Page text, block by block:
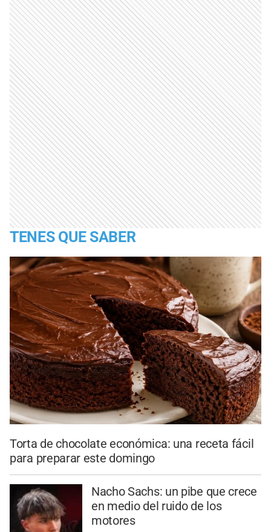
TENES QUE SABER
Torta de chocolate económica: una receta fácil
para preparar este domingo
Nacho Sachs: un pibe que crece
en medio del ruido de los
motores